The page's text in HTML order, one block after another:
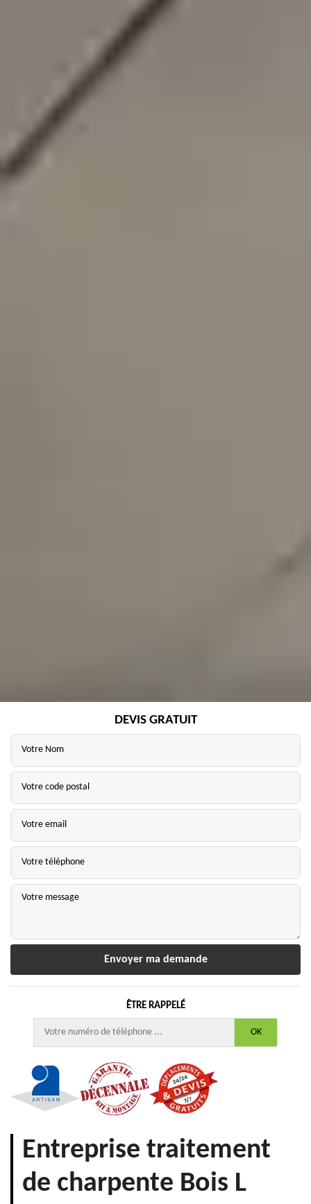
DEVIS GRATUIT
ÊTRE RAPPELÉ
Entreprise traitement
de charpente Bois L